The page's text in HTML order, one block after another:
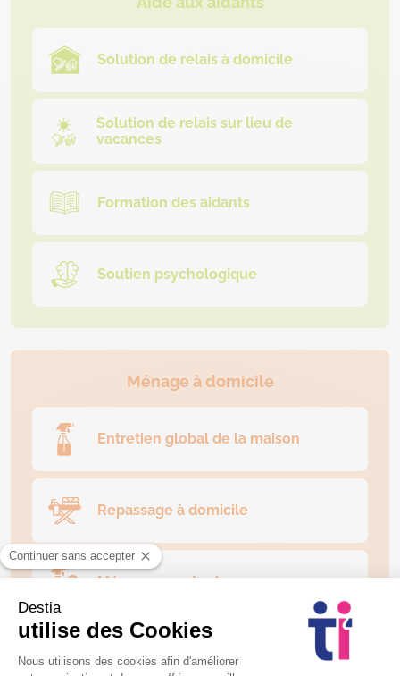
Solution de relais à domicile
Solution de relais sur lieu de
vacances
Formation des aidants
Soutien psychologique
Ménage à domicile
Entretien global de la maison
Repassage à domicile
Ménage ponctuel
Nettoyage des vitres